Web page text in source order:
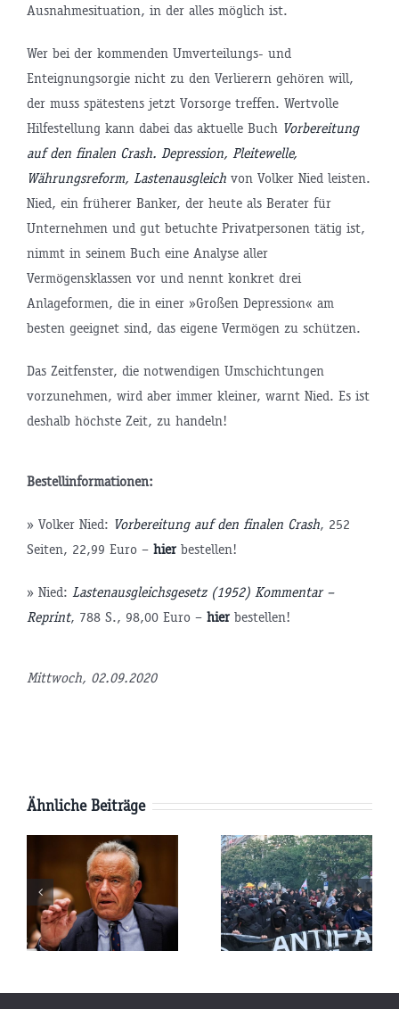
Ausnahmesituation, in der alles möglich ist.
Wer bei der kommenden Umverteilungs- und
Enteignungsorgie nicht zu den Verlierern gehören will,
der muss spätestens jetzt Vorsorge treffen. Wertvolle
Hilfestellung kann dabei das aktuelle Buch Vorbereitung
auf den finalen Crash. Depression, Pleitewelle,
Währungsreform, Lastenausgleichvon Volker Nied leisten.
Nied, ein früherer Banker, der heute als Berater für
Unternehmen und gut betuchte Privatpersonen tätig ist,
nimmt in seinem Buch eine Analyse aller
Vermögensklassen vor und nennt konkret drei
Anlageformen, die in einer »Großen Depression« am
besten geeignet sind, das eigene Vermögen zu schützen.
Das Zeitfenster, die notwendigen Umschichtungen
vorzunehmen, wird aber immer kleiner, warnt Nied. Es ist
deshalb höchste Zeit, zu handeln!
Bestellinformationen:
» Volker Nied: Vorbereitung auf den finalen Crash, 252
Seiten, 22,99 Euro – hierbestellen!
» Nied: Lastenausgleichsgesetz (1952) Kommentar –
Reprint, 788 S., 98,00 Euro – hierbestellen!
Mittwoch, 02.09.2020
Ähnliche Beiträge
AfD-
Parteitag:
Wird die
Terroristen-
durchdrehen?
Pläne:
Werden die
USA
Russland